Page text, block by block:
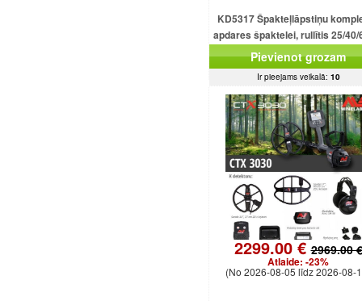
KD5317 Špakteļlāpstiņu
apdares špaktelei, rullītis 25/40/
cm.
Pievienot grozam
Ir pieejams veikalā: 10
2299.00 €2969.00 €
Atlaide: -23%
(No 2026-08-05 līdz 2026-08-